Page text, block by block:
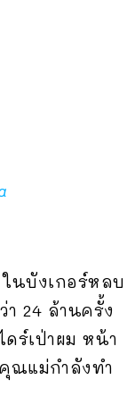
นบังเกอร์หลบ
า 24 ล้านครั้ง
ร์เป่าผม หน้า
ณแม่กำลังทำ